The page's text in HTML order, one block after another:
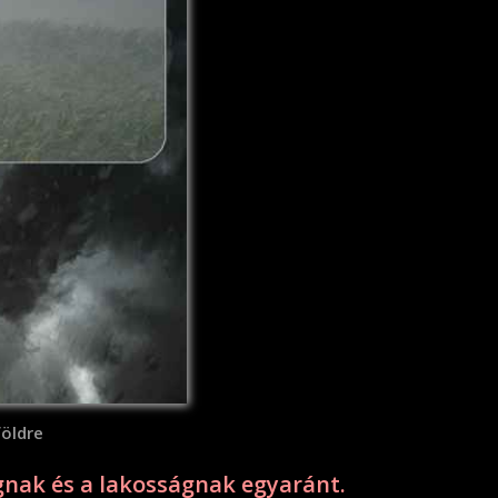
és a lakosságnak egyaránt.